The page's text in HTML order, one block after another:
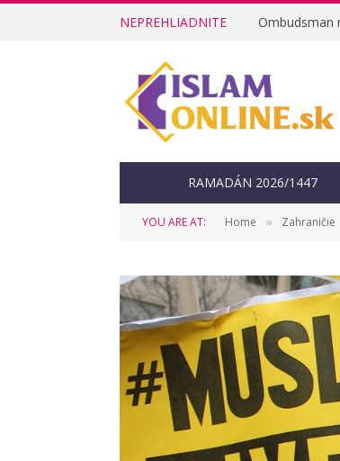
NEPREHLIADNITE
RAMADÁN 2026/1447
YOU ARE AT: Home » Zahraničie